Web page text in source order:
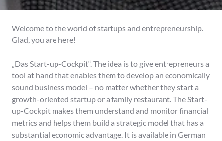
Welcome to the world of startups and entrepreneurship.
Glad, you are here!
„Das Start-up-Cockpit“. The idea is to give entrepreneurs a
tool at hand that enables them to develop an economically
sound business model – no matter whether they start a
growth-oriented startup or a family restaurant. The Start-
up-Cockpit makes them understand and monitor financial
metrics and helps them build a strategic model that has a
substantial economic advantage. It is available in German